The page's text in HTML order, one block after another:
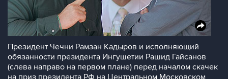
Президент Чечни Рамзан Кадыров и исполняющий
обязанности президента Ингушетии Рашид Гайсанов
(слева направо на первом плане) перед началом скачек
на приз президента РФ на Центральном Московском